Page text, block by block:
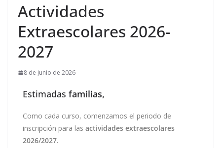
Actividades
Extraescolares 2026-
2027
8 de junio de 2026
Estimadas familias,
Como cada curso, comenzamos el periodo de
inscripción para las actividades extraescolares
2026/2027.